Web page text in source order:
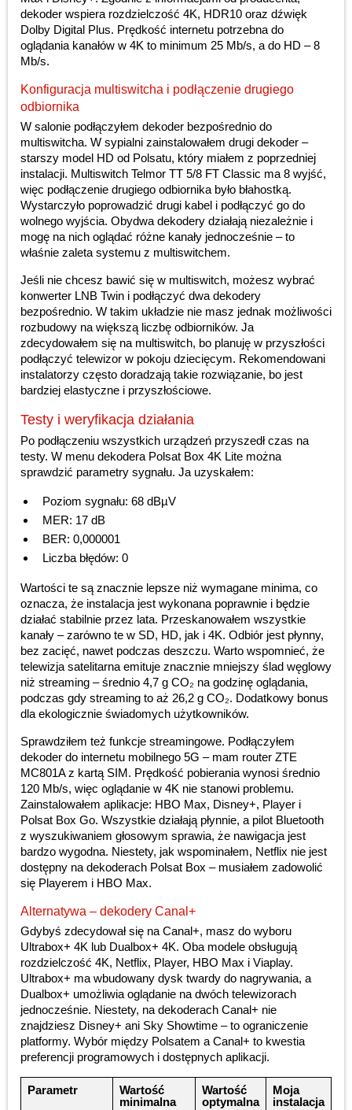
dekoder wspiera rozdzielczość 4K, HDR10 oraz dźwięk
Dolby Digital Plus. Prędkość internetu potrzebna do
oglądania kanałów w 4K to minimum 25 Mb/s, a do HD – 8
Mb/s.
Konfiguracja multiswitcha i podłączenie drugiego
odbiornika
W salonie podłączyłem dekoder bezpośrednio do
multiswitcha. W sypialni zainstalowałem drugi dekoder –
starszy model HD od Polsatu, który miałem z poprzedniej
instalacji. Multiswitch Telmor TT 5/8 FT Classic ma 8 wyjść,
więc podłączenie drugiego odbiornika było błahostką.
Wystarczyło poprowadzić drugi kabel i podłączyć go do
wolnego wyjścia. Obydwa dekodery działają niezależnie i
mogę na nich oglądać różne kanały jednocześnie – to
właśnie zaleta systemu z multiswitchem.
Jeśli nie chcesz bawić się w multiswitch, możesz wybrać
konwerter LNB Twin i podłączyć dwa dekodery
bezpośrednio. W takim układzie nie masz jednak możliwości
rozbudowy na większą liczbę odbiorników. Ja
zdecydowałem się na multiswitch, bo planuję w przyszłości
podłączyć telewizor w pokoju dziecięcym. Rekomendowani
instalatorzy często doradzają takie rozwiązanie, bo jest
bardziej elastyczne i przyszłościowe.
Testy i weryfikacja działania
Po podłączeniu wszystkich urządzeń przyszedł czas na
testy. W menu dekodera Polsat Box 4K Lite można
sprawdzić parametry sygnału. Ja uzyskałem:
Poziom sygnału: 68 dBµV
MER: 17 dB
BER: 0,000001
Liczba błędów: 0
Wartości te są znacznie lepsze niż wymagane minima, co
oznacza, że instalacja jest wykonana poprawnie i będzie
działać stabilnie przez lata. Przeskanowałem wszystkie
kanały – zarówno te w SD, HD, jak i 4K. Odbiór jest płynny,
bez zacięć, nawet podczas deszczu. Warto wspomnieć, że
telewizja satelitarna emituje znacznie mniejszy ślad węglowy
niż streaming – średnio 4,7 g CO₂ na godzinę oglądania,
podczas gdy streaming to aż 26,2 g CO₂. Dodatkowy bonus
dla ekologicznie świadomych użytkowników.
Sprawdziłem też funkcje streamingowe. Podłączyłem
dekoder do internetu mobilnego 5G – mam router ZTE
MC801A z kartą SIM. Prędkość pobierania wynosi średnio
120 Mb/s, więc oglądanie w 4K nie stanowi problemu.
Zainstalowałem aplikacje: HBO Max, Disney+, Player i
Polsat Box Go. Wszystkie działają płynnie, a pilot Bluetooth
z wyszukiwaniem głosowym sprawia, że nawigacja jest
bardzo wygodna. Niestety, jak wspominałem, Netflix nie jest
dostępny na dekoderach Polsat Box – musiałem zadowolić
się Playerem i HBO Max.
Alternatywa – dekodery Canal+
Gdybyś zdecydował się na Canal+, masz do wyboru
Ultrabox+ 4K lub Dualbox+ 4K. Oba modele obsługują
rozdzielczość 4K, Netflix, Player, HBO Max i Viaplay.
Ultrabox+ ma wbudowany dysk twardy do nagrywania, a
Dualbox+ umożliwia oglądanie na dwóch telewizorach
jednocześnie. Niestety, na dekoderach Canal+ nie
znajdziesz Disney+ ani Sky Showtime – to ograniczenie
platformy. Wybór między Polsatem a Canal+ to kwestia
preferencji programowych i dostępnych aplikacji.
Parametr
Wartość
minimalna
Wartość
optymalna
Moja
instalacja